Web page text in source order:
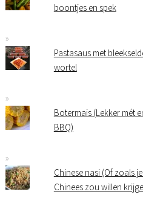
boontjes en spek
Pastasaus met
wortel
Botermais (Lekker mét
BBQ)
Chinese nasi (Of zoals
Chinees zou willen